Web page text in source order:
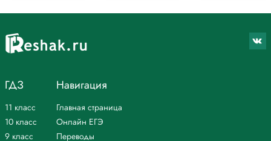
ГДЗ
11 класс
10 класс
9 класс
Навигация
Главная страница
Онлайн ЕГЭ
Переводы